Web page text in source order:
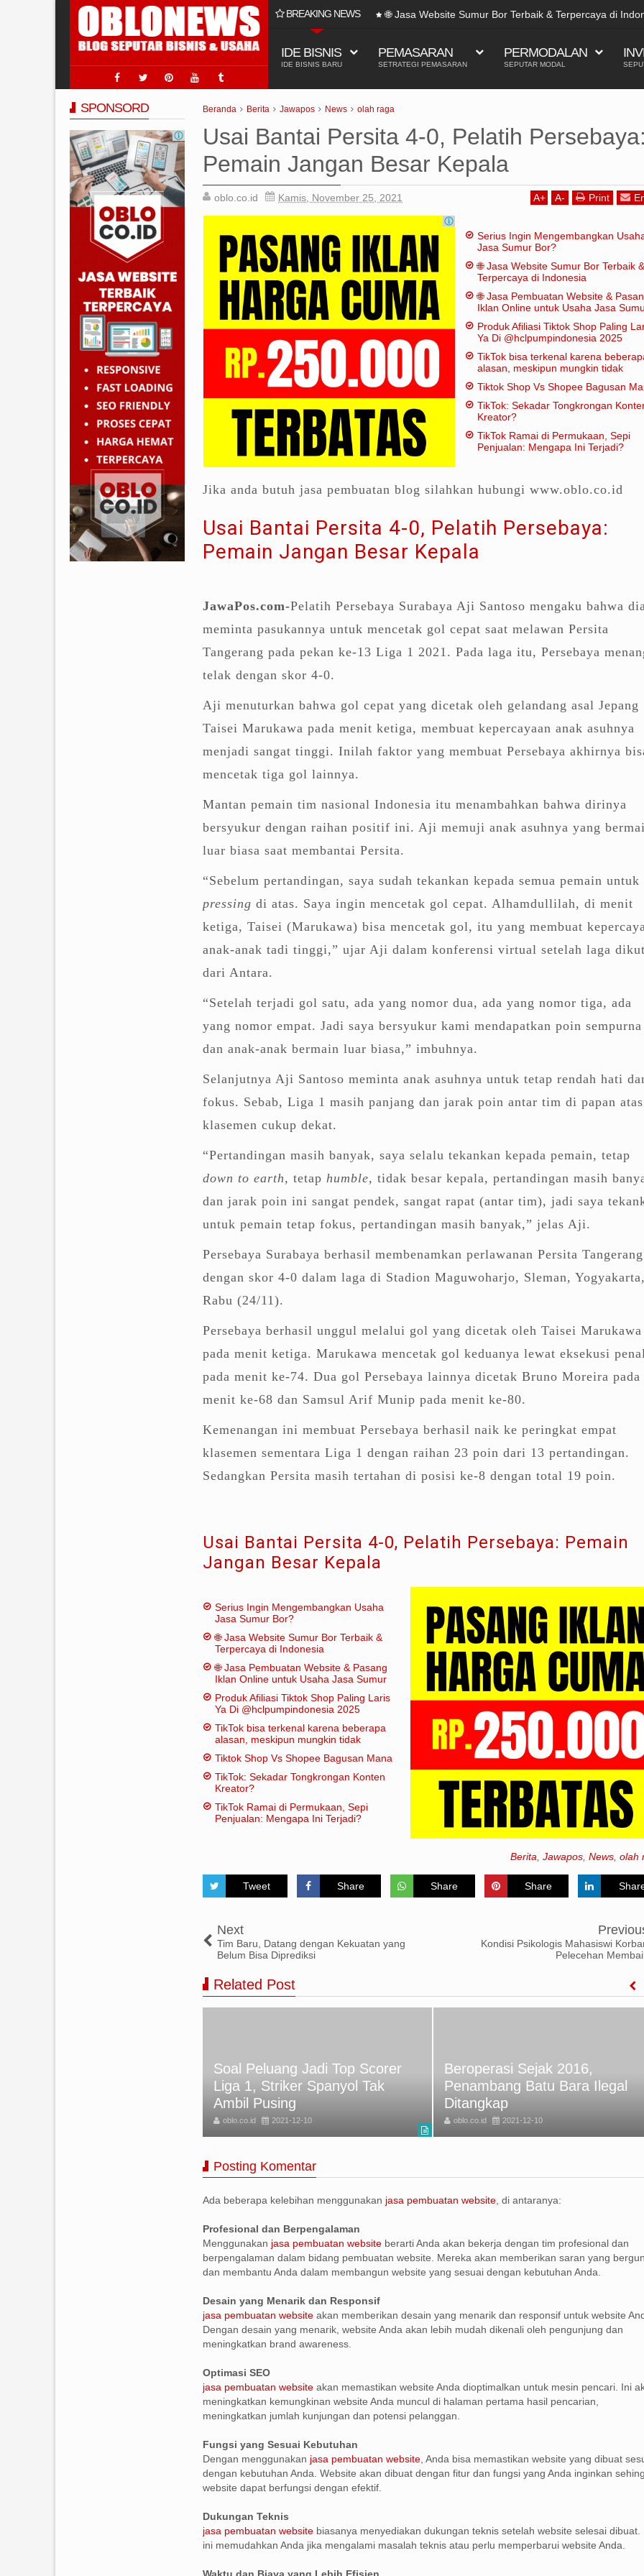
BREAKING NEWS
Jasa Sumur Bor? 🌐 Jasa Website Sumur Bor Terbaik & Terpercaya di
IDE BISNIS
IDE BISNIS BARU
PEMASARAN
SETRATEGI PEMASARAN
PERMODALAN
SEPUTAR MODAL
Beranda Berita Jawapos News olah raga
Usai Bantai Persita 4-0, Pelatih Persebaya:
Pemain Jangan Besar Kepala
oblo.co.id Kamis, November 25, 2021 A+ A- Print
Serius Ingin Mengembangkan
Jasa Sumur Bor?
🌐 Jasa Website Sumur Bor Terbaik &
Terpercaya di Indonesia
🌐 Jasa Pembuatan Website &
Iklan Online untuk Usaha Jasa
Produk Afiliasi Tiktok Shop Paling
Ya Di @hclpumpindonesia 2025
TikTok bisa terkenal karena
alasan, meskipun mungkin tidak
tradisional:
Tiktok Shop Vs Shopee Bagusan
TikTok: Sekadar Tongkrongan
Kreator?
TikTok Ramai di Permukaan, Sepi
Penjualan: Mengapa Ini Terjadi?
Jika anda butuh jasa pembuatan blog silahkan hubungi www.oblo.co.id
Usai Bantai Persita 4-0, Pelatih Persebaya:
Pemain Jangan Besar Kepala
JawaPos.com-Pelatih Persebaya Surabaya Aji Santoso mengaku bahwa dia
meminta pasukannya untuk mencetak gol cepat saat melawan Persita
Tangerang pada pekan ke-13 Liga 1 2021. Pada laga itu, Persebaya
telak dengan skor 4-0.
Aji menuturkan bahwa gol cepat yang dicetak oleh gelandang asal Jepang
Taisei Marukawa pada menit ketiga, membuat kepercayaan anak asuhnya
menjadi sangat tinggi. Inilah faktor yang membuat Persebaya akhirnya
mencetak tiga gol lainnya.
Mantan pemain tim nasional Indonesia itu menambahkan bahwa dirinya
bersyukur dengan raihan positif ini. Aji memuji anak asuhnya yang
luar biasa saat membantai Persita.
“Sebelum pertandingan, saya sudah tekankan kepada semua pemain untuk
pressing di atas. Saya ingin mencetak gol cepat. Alhamdullilah, di menit
ketiga, Taisei (Marukawa) bisa mencetak gol, itu yang membuat
anak-anak tadi tinggi,” ujar Aji dalam konferensi virtual setelah laga
dari Antara.
“Setelah terjadi gol satu, ada yang nomor dua, ada yang nomor tiga, ada
yang nomor empat. Jadi saya bersyukur kami mendapatkan poin sempurna
dan anak-anak bermain luar biasa,” imbuhnya.
Selanjutnya Aji Santoso meminta anak asuhnya untuk tetap rendah hati
fokus. Sebab, Liga 1 masih panjang dan jarak poin antar tim di papan atas
klasemen cukup dekat.
“Pertandingan masih banyak, saya selalu tekankan kepada pemain, tetap
down to earth, tetap humble, tidak besar kepala, pertandingan masih
dan jarak poin ini sangat pendek, sangat rapat (antar tim), jadi saya
untuk pemain tetap fokus, pertandingan masih banyak,” jelas Aji.
Persebaya Surabaya berhasil membenamkan perlawanan Persita Tangerang
dengan skor 4-0 dalam laga di Stadion Maguwoharjo, Sleman, Yogyakarta,
Rabu (24/11).
Persebaya berhasil unggul melalui gol yang dicetak oleh Taisei Marukawa
pada menit ketiga. Marukawa mencetak gol keduanya lewat eksekusi
pada menit ke-74. Dua gol Persebaya lainnya dicetak Bruno Moreira pada
menit ke-68 dan Samsul Arif Munip pada menit ke-80.
Kemenangan ini membuat Persebaya berhasil naik ke peringkat empat
klasemen sementara Liga 1 dengan raihan 23 poin dari 13 pertandingan.
Sedangkan Persita masih tertahan di posisi ke-8 dengan total 19 poin.
Usai Bantai Persita 4-0, Pelatih Persebaya: Pemain
Jangan Besar Kepala
Serius Ingin Mengembangkan Usaha
Jasa Sumur Bor?
🌐 Jasa Website Sumur Bor Terbaik &
Terpercaya di Indonesia
🌐 Jasa Pembuatan Website & Pasang
Iklan Online untuk Usaha Jasa Sumur
Produk Afiliasi Tiktok Shop Paling Laris
Ya Di @hclpumpindonesia 2025
TikTok bisa terkenal karena beberapa
alasan, meskipun mungkin tidak
tradisional:
Tiktok Shop Vs Shopee Bagusan Mana
TikTok: Sekadar Tongkrongan Konten
Kreator?
TikTok Ramai di Permukaan, Sepi
Penjualan: Mengapa Ini Terjadi?
Berita Jawapos News olah
Tweet Share Share Share
Next
Tim Baru, Datang dengan Kekuatan yang
Belum Bisa Diprediksi
Kondisi Psikologis Mahasiswi
Pelecehan
Related Post
Soal Peluang Jadi Top Scorer
Liga 1, Striker Spanyol Tak
Ambil Pusing
oblo.co.id 2021-12-10
Beroperasi Sejak 2016,
Penambang Batu Bara Ilegal
Ditangkap
oblo.co.id 2021-12-10
Posting Komentar
Ada beberapa kelebihan menggunakan jasa pembuatan website , di antaranya:
Profesional dan Berpengalaman
Menggunakan jasa pembuatan website berarti Anda akan bekerja dengan tim profesional dan
berpengalaman dalam bidang pembuatan website. Mereka akan memberikan saran yang
dan membantu Anda dalam membangun website yang sesuai dengan kebutuhan Anda.
Desain yang Menarik dan Responsif
jasa pembuatan website akan memberikan desain yang menarik dan responsif untuk website
Dengan desain yang menarik, website Anda akan lebih mudah dikenali oleh pengunjung dan
meningkatkan brand awareness.
Optimasi SEO
jasa pembuatan website akan memastikan website Anda dioptimalkan untuk mesin pencari. Ini
meningkatkan kemungkinan website Anda muncul di halaman pertama hasil pencarian,
meningkatkan jumlah kunjungan dan potensi pelanggan.
Fungsi yang Sesuai Kebutuhan
Dengan menggunakan jasa pembuatan website , Anda bisa memastikan website yang dibuat
dengan kebutuhan Anda. Website akan dibuat dengan fitur dan fungsi yang Anda inginkan
website dapat berfungsi dengan efektif.
Dukungan Teknis
jasa pembuatan website biasanya menyediakan dukungan teknis setelah website selesai dibuat.
ini memudahkan Anda jika mengalami masalah teknis atau perlu memperbarui website Anda.
Waktu dan Biaya yang Lebih Efisien
SPONSORD